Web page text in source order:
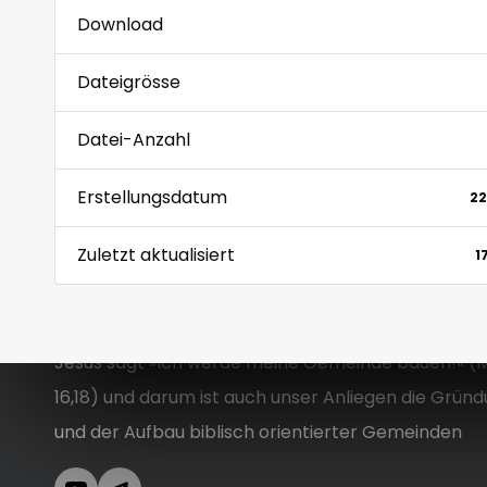
Download
Dateigrösse
Datei-Anzahl
Erstellungsdatum
Zuletzt aktualisiert
Jesus sagt »Ich werde meine Gemeinde bauen!«
16,18) und darum ist auch unser Anliegen die
und der Aufbau biblisch orientierter Gemeinden